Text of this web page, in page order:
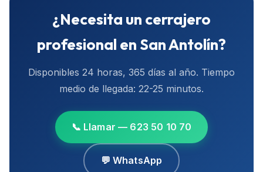
¿Necesita un cerrajero
profesional en San Antolín?
Disponibles 24 horas, 365 días al año. Tiempo
medio de llegada: 22-25 minutos.
📞 Llamar — 623 50 10 70
💬 WhatsApp